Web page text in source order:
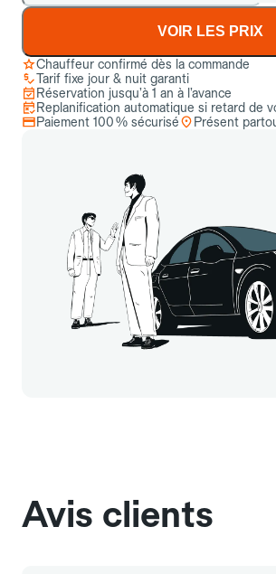
VOIR LES PRIX
Chauffeur confirmé dès la commande
Tarif fixe jour & nuit garanti
Réservation jusqu’à 1 an à l’avance
Replanification automatique si retard de
Paiement 100 % sécurisé
Présent
Avis clients